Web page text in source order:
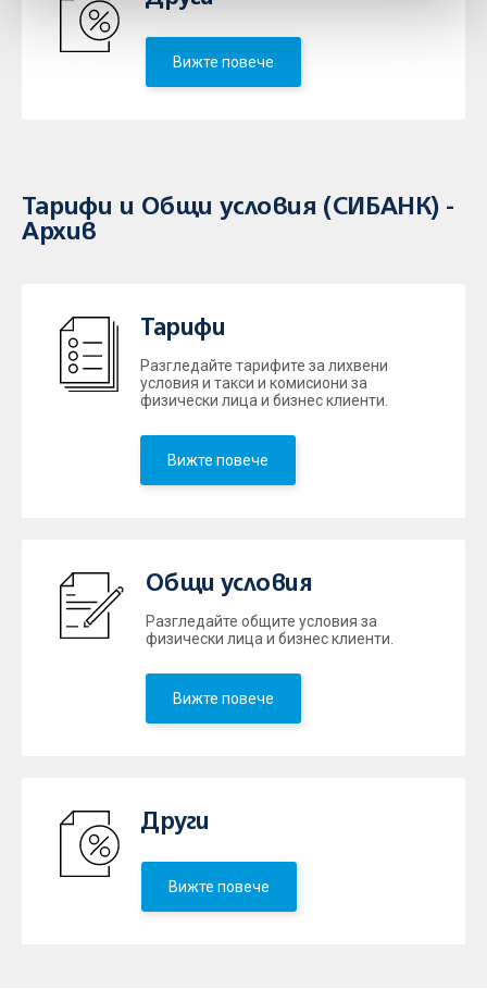
Вижте повече
Тарифи и Общи условия (СИБАНК) -
Архив
Тарифи
Разгледайте тарифите за лихвени
условия и такси и комисиони за
физически лица и бизнес клиенти.
Вижте повече
Общи условия
Разгледайте общите условия за
физически лица и бизнес клиенти.
Вижте повече
Други
Вижте повече